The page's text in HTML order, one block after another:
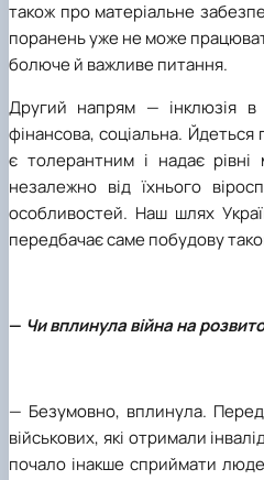
також про матеріальне
поранень уже не може
болюче й важливе питання.
Другий напрям — інклюзія в
фінансова, соціальна. Йдеться
є толерантним і надає рівні
незалежно від їхнього
особливостей. Наш шлях
передбачає саме побудову
— Чи вплинула війна на
— Безумовно, вплинула.
військових, які отримали
почало інакше сприймати